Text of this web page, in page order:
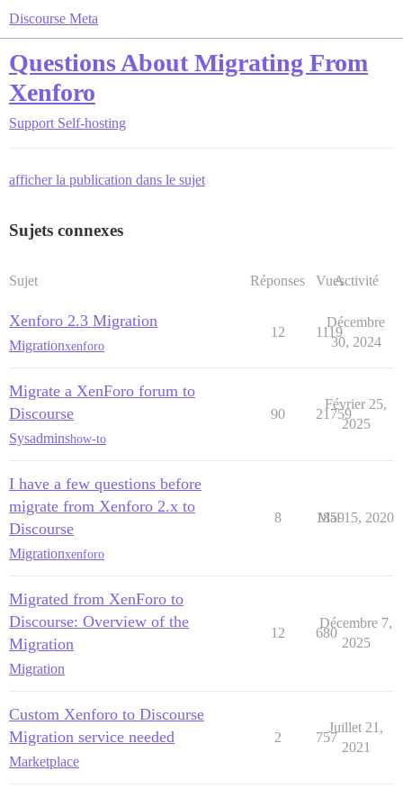
Discourse Meta
Questions About Migrating From
Xenforo
Support Self-hosting
afficher la publication dans le sujet
Sujets connexes
Sujet Réponses VuesActivité
Xenforo 2.3 Migration
Migrationxenforo
12 1119
Décembre
30, 2024
Migrate a XenForo forum to
Discourse
Sysadminshow-to
90 21759
Février 25,
2025
I have a few questions before
migrate from Xenforo 2.x to
Discourse
Migrationxenforo
8 1859
Mai 15, 2020
Migrated from XenForo to
Discourse: Overview of the
Migration
Migration
12 680
Décembre 7,
2025
Custom Xenforo to Discourse
Migration service needed
Marketplace
2 757
Juillet 21,
2021